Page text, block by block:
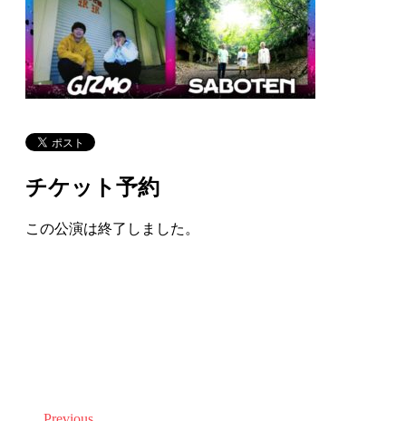
チケット予約
この公演は終了しました。